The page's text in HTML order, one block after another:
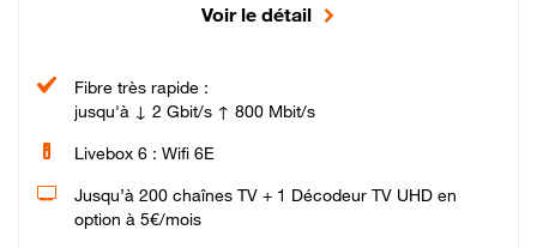
Voir le détail
Fibre très rapide :
jusqu'à ↓ 2 Gbit/s ↑ 800 Mbit/s
Livebox 6 : Wifi 6E
Jusqu’à 200 chaînes TV + 1 Décodeur TV UHD en
option à 5€/mois